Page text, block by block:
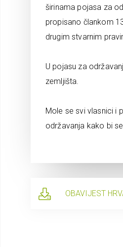
širinama pojasa za
propisano člankom
drugim stvarnim
U pojasu za
zemljišta.
Mole se svi vlasnici i
održavanja kako bi
OBAVIJEST